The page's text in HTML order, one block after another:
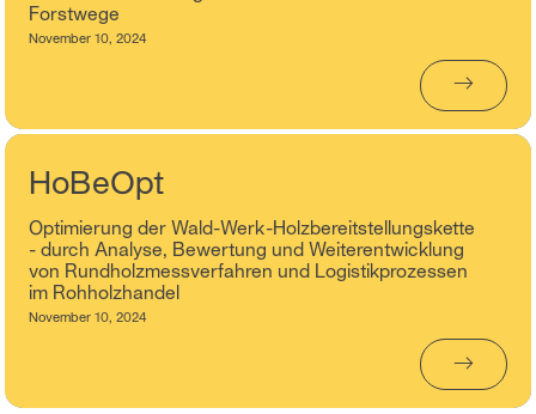
Forstwege
November 10, 2024
→
HoBeOpt
Optimierung der Wald-Werk-Holzbereitstellungskette
- durch Analyse, Bewertung und Weiterentwicklung
von Rundholzmessverfahren und Logistikprozessen
im Rohholzhandel
November 10, 2024
→